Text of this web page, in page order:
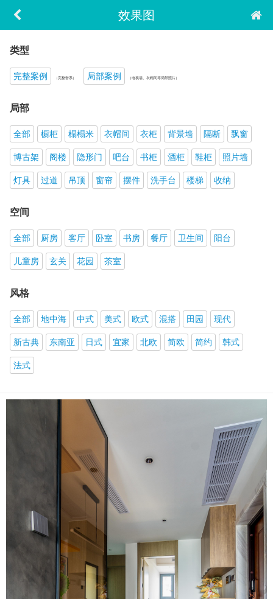
效果图
类型
完整案例 （完整套系） 局部案例 （电视墙、衣帽间等局部照片）
局部
全部 橱柜 榻榻米 衣帽间 衣柜 背景墙 隔断
飘窗
博古架
阁楼 隐形门 吧台 书柜 酒柜 鞋柜
照片墙
灯具
过道 吊顶 窗帘 摆件 洗手台 楼梯 收纳
空间
全部 厨房 客厅 卧室 书房 餐厅 卫生间
阳台
儿童房
玄关 花园 茶室
风格
全部 地中海 中式 美式 欧式 混搭 田园
现代
新古典
东南亚 日式 宜家 北欧 简欧 简约
韩式
法式